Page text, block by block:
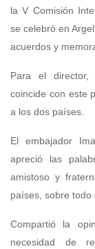
la V Comisión
se celebró en
acuerdos y
Para el director,
coincide con este
a los dos países.
El embajador
apreció las
amistoso y
países, sobre todo
Compartió la
necesidad de